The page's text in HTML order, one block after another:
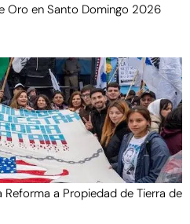
Oro en Santo Domingo 2026
a Propiedad de Tierra de